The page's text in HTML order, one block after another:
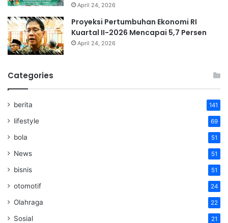
April 24, 2026
Proyeksi Pertumbuhan Ekonomi RI
Kuartal II-2026 Mencapai 5,7 Persen
April 24, 2026
Categories
berita 141
lifestyle 69
bola 51
News 51
bisnis 51
otomotif 24
Olahraga 22
Sosial 21